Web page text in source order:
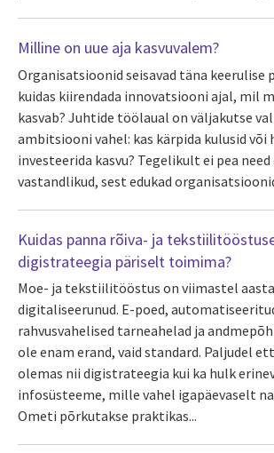
Milline on uue aja kasvuvalem?
Organisatsioonid seisavad täna keerulise
kuidas kiirendada innovatsiooni ajal, mil
kasvab? Juhtide töölaual on väljakutse
ambitsiooni vahel: kas kärpida kulusid või
investeerida kasvu? Tegelikult ei pea
vastandlikud, sest edukad
Kuidas panna rõiva- ja
digistrateegia päriselt toimima?
Moe- ja tekstiilitööstus on viimastel
digitaliseerunud. E-poed,
rahvusvahelised tarneahelad ja
ole enam erand, vaid standard. Paljudel
olemas nii digistrateegia kui ka hulk
infosüsteeme, mille vahel igapäevaselt
Ometi põrkutakse praktikas...